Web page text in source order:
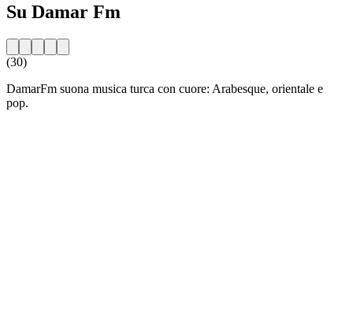
Su Damar Fm
(30)
DamarFm suona musica turca con cuore: Arabesque, orientale e
pop.